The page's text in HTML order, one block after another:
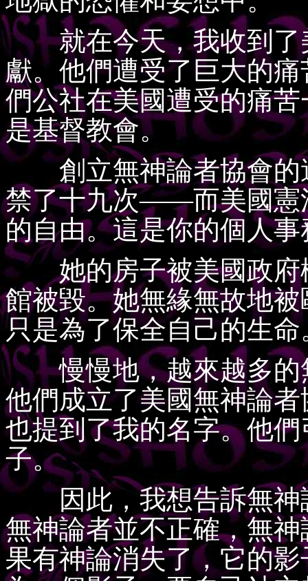
就在今天，我收到了
獻。他們遭受了巨大的
們公社在美國遭受的痛
是基督教會。
創立無神論者協會的
禁了十九次——而美國憲
的自由。這是你的個人
她的房子被美國政府
館被毀。她無緣無故地
只是為了保全自己的生命
慢慢地，越來越多的
他們成立了美國無神論
也提到了我的名字。他
子。
因此，我想告訴無神
無神論者並不正確，無
果有神論消失了，它的